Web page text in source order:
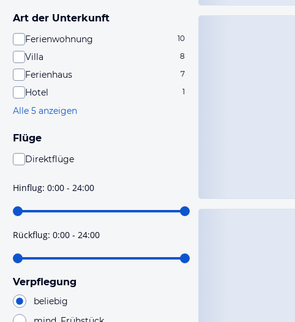
Art der Unterkunft
Ferienwohnung 10
Villa 8
Ferienhaus 7
Hotel 1
Alle 5 anzeigen
Flüge
Direktflüge
hoher Wahrscheinlichkeit Direktflüge sind. Bitte
prüfe vor der Buchung noch einmal die Flugdetails.
Hinflug: 0:00 - 24:00
Rückflug: 0:00 - 24:00
Verpflegung
beliebig